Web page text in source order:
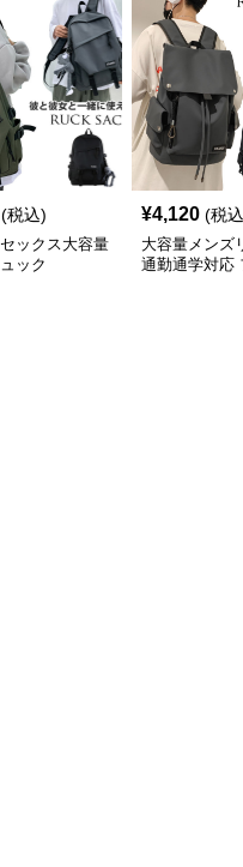
(税込)
ックス大容量
ック
¥4,120 (税
大容量メンズ
通勤通学対応